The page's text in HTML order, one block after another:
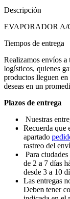
Descripción
EVAPORADOR
Tiempos de entrega
Realizamos envíos
logísticos, quienes
productos lleguen
deseas en un
Plazos de entrega
Nuestras
Recuerda que
apartado
rastreo del
Para
de 2 a 7 días
desde 3 a 10
Las entregas
Deben tener